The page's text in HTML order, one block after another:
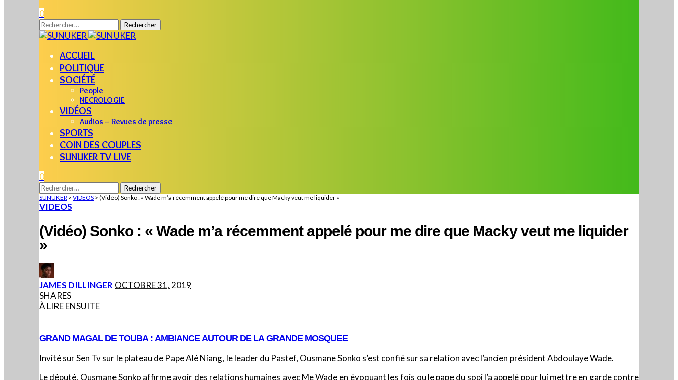
0
Rechercher :
ACCUEIL
POLITIQUE
SOCIÉTÉ
People
NECROLOGIE
VIDÉOS
Audios – Revues de presse
SPORTS
COIN DES COUPLES
SUNUKER TV LIVE
0
Rechercher :
SUNUKER > VIDEOS > (Vidéo) Sonko : « Wade m’a récemment appelé pour me dire que Macky veut me liquider »
VIDEOS
(Vidéo) Sonko : « Wade m’a récemment appelé pour me dire que Macky veut me liquider
»
POSTED
BY
JAMES DILLINGER OCTOBRE 31, 2019
SHARES
À LIRE ENSUITE
GRAND MAGAL DE TOUBA : AMBIANCE AUTOUR DE LA GRANDE MOSQUEE
Invité sur Sen Tv sur le plateau de Pape Alé Niang, le leader du Pastef, Ousmane Sonko s’est confié sur sa relation avec l’ancien président Abdoulaye Wade.
Le député, Ousmane Sonko affirme avoir des relations humaines avec Me Wade en évoquant les fois ou le pape du sopi l’a appelé pour lui mettre en garde contre